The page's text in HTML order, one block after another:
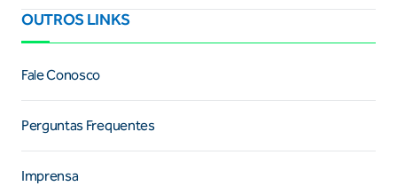
OUTROS LINKS
Fale Conosco
Perguntas Frequentes
Imprensa